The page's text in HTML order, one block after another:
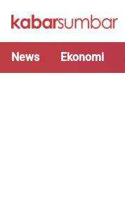
News Ekonomi